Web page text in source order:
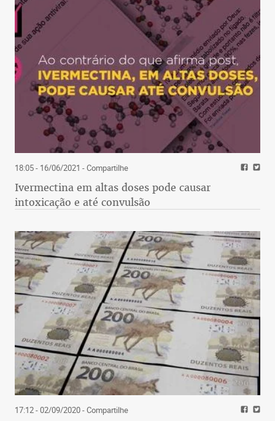
18:05 - 16/06/2021 - Compartilhe
Ivermectina em altas doses pode causar
intoxicação e até convulsão
17:12 - 02/09/2020- Compartilhe